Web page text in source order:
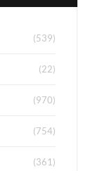
(539)
(22)
(970)
(754)
(361)